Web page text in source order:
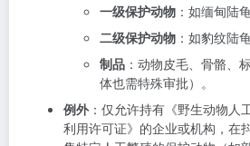
一级保护动物 ：如缅甸陆
二级保护动物 ：如豹纹陆
制品 ：动物皮毛、骨骼、
体也需特殊审批）。
例外：仅允许持有《野生动物人
利用许可证》的企业或机构，在